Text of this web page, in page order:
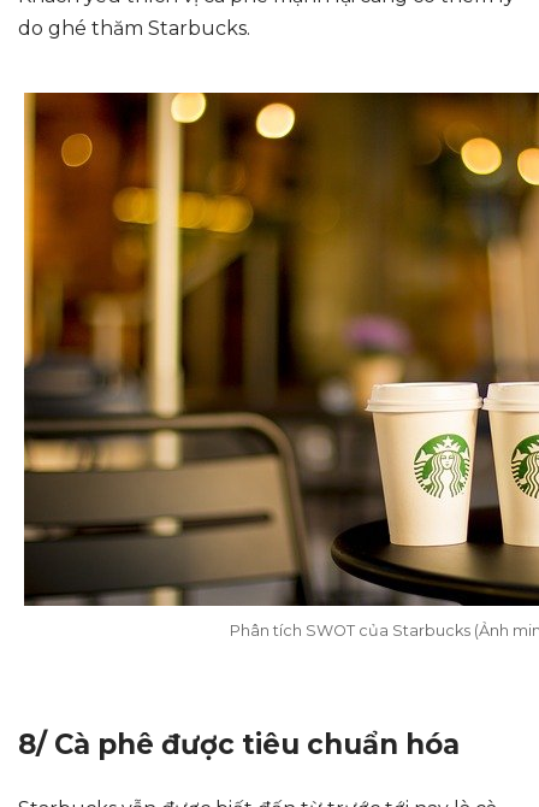
do ghé thăm Starbucks.
Phân tích SWOT của Starbucks (Ảnh
8/ Cà phê được tiêu chuẩn hóa